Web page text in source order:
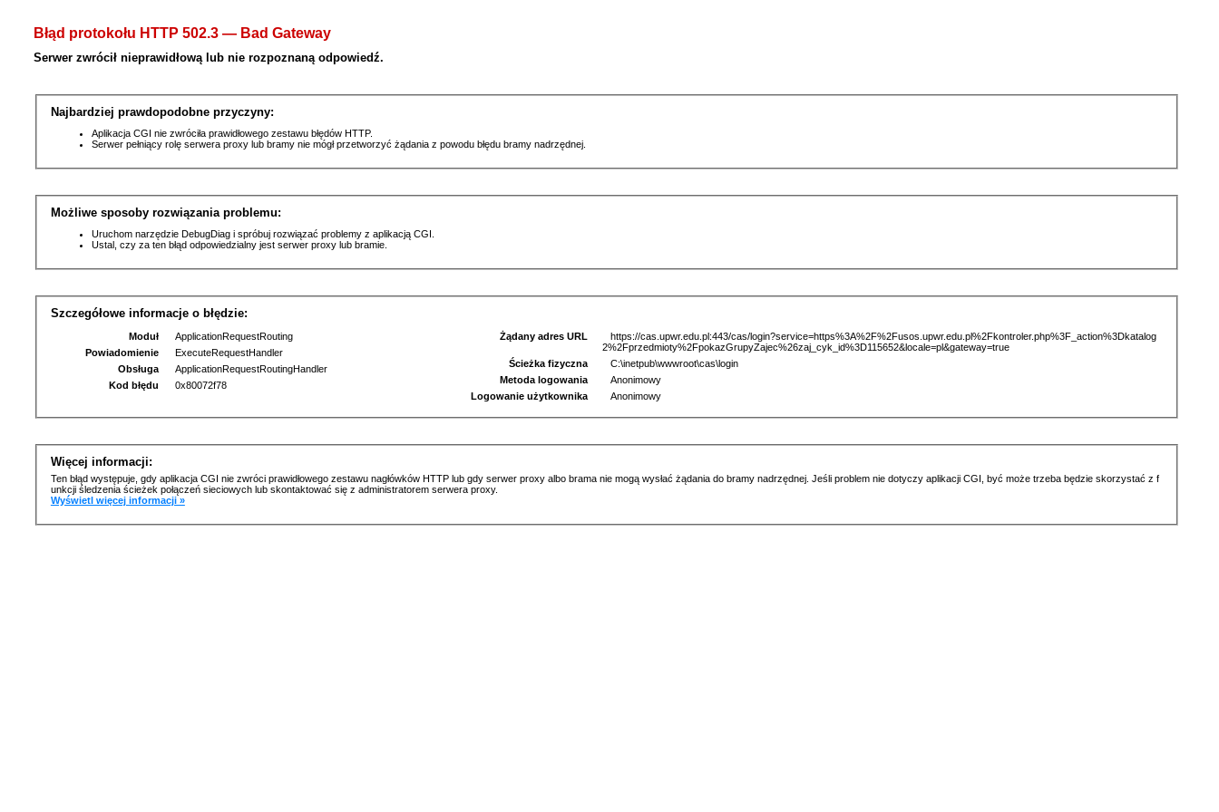
Błąd protokołu HTTP 502.3 — Bad Gateway
Serwer zwrócił nieprawidłową lub nie rozpoznaną odpowiedź.
Najbardziej prawdopodobne przyczyny:
Aplikacja CGI nie zwróciła prawidłowego zestawu błędów HTTP.
Serwer pełniący rolę serwera proxy lub bramy nie mógł przetworzyć żądania z powodu błędu bramy nadrzędnej.
Możliwe sposoby rozwiązania problemu:
Uruchom narzędzie DebugDiag i spróbuj rozwiązać problemy z aplikacją CGI.
Ustal, czy za ten błąd odpowiedzialny jest serwer proxy lub bramie.
Szczegółowe informacje o błędzie:
Moduł
ApplicationRequestRouting
Powiadomienie
ExecuteRequestHandler
Obsługa
ApplicationRequestRoutingHandler
Kod błędu
0x80072f78
Żądany adres URL
https://cas.upwr.edu.pl:443/cas/login?service=https%3A%2F%2Fusos.upwr.edu.pl%2Fkontroler.php%3F_action%3Dkatalog
2%2Fprzedmioty%2FpokazGrupyZajec%26zaj_cyk_id%3D115652&locale=pl&gateway=true
Ścieżka fizyczna
C:\inetpub\wwwroot\cas\login
Metoda logowania
Anonimowy
Logowanie użytkownika
Anonimowy
Więcej informacji:
Ten błąd występuje, gdy aplikacja CGI nie zwróci prawidłowego zestawu nagłówków HTTP lub gdy serwer proxy albo brama nie mogą wysłać żądania do bramy nadrzędnej. Jeśli problem nie dotyczy aplikacji CGI, być może trzeba będzie skorzystać z f
unkcji śledzenia ścieżek połączeń sieciowych lub skontaktować się z administratorem serwera proxy.
Wyświetl więcej informacji »